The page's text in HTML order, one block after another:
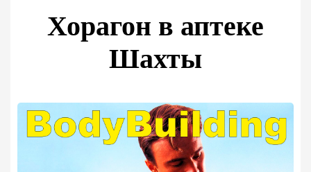
Хорагон в аптеке
Шахты